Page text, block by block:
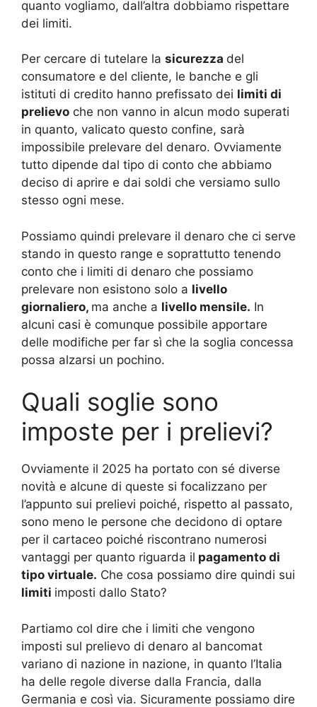
quanto vogliamo, dall’altra dobbiamo rispettare
dei limiti.
Per cercare di tutelare la sicurezza del
consumatore e del cliente, le banche e gli
istituti di credito hanno prefissato dei limiti di
prelievo che non vanno in alcun modo superati
in quanto, valicato questo confine, sarà
impossibile prelevare del denaro. Ovviamente
tutto dipende dal tipo di conto che abbiamo
deciso di aprire e dai soldi che versiamo sullo
stesso ogni mese.
Possiamo quindi prelevare il denaro che ci serve
stando in questo range e soprattutto tenendo
conto che i limiti di denaro che possiamo
prelevare non esistono solo a livello
giornaliero, ma anche a livello mensile. In
alcuni casi è comunque possibile apportare
delle modifiche per far sì che la soglia concessa
possa alzarsi un pochino.
Quali soglie sono
imposte per i prelievi?
Ovviamente il 2025 ha portato con sé diverse
novità e alcune di queste si focalizzano per
l’appunto sui prelievi poiché, rispetto al passato,
sono meno le persone che decidono di optare
per il cartaceo poiché riscontrano numerosi
vantaggi per quanto riguarda il pagamento di
tipo virtuale. Che cosa possiamo dire quindi sui
limiti imposti dallo Stato?
Partiamo col dire che i limiti che vengono
imposti sul prelievo di denaro al bancomat
variano di nazione in nazione, in quanto l’Italia
ha delle regole diverse dalla Francia, dalla
Germania e così via. Sicuramente possiamo dire